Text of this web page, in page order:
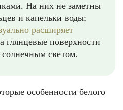
На них не заметны
и капельки воды;
расширяет
глянцевые поверхности
светом.
особенности белого